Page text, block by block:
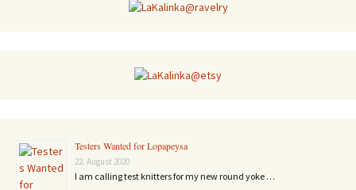
Testers Wanted for Lopapeysa
22. August 2020
I am calling test knitters for my new round yoke …